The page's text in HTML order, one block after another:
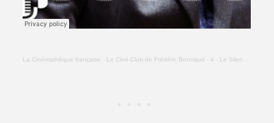
La Cinémathèque française · Le Ciné-Club de Frédéric Bonnaud - 4 - Le Silence (Ingmar Bergman)